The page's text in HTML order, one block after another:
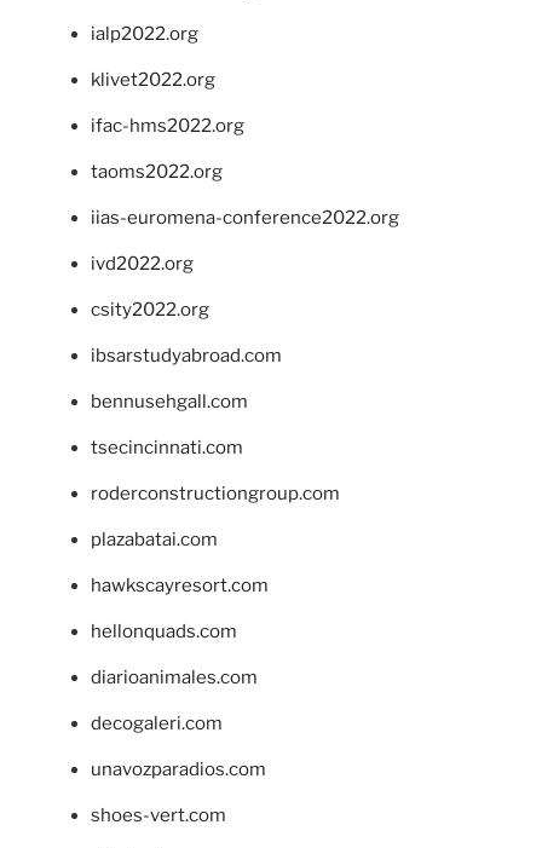
ialp2022.org
klivet2022.org
ifac-hms2022.org
taoms2022.org
iias-euromena-conference2022.org
ivd2022.org
csity2022.org
ibsarstudyabroad.com
bennusehgall.com
tsecincinnati.com
roderconstructiongroup.com
plazabatai.com
hawkscayresort.com
hellonquads.com
diarioanimales.com
decogaleri.com
unavozparadios.com
shoes-vert.com